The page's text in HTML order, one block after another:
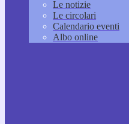
Le notizie
Le circolari
Calendario eventi
Albo online